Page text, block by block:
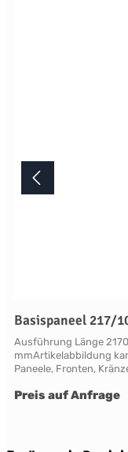
Basispaneel 217/
Ausführung Länge
mmArtikelabbildung
Paneele, Fronten,
variablen
dieser "handpainted"
Preis auf Anfrage